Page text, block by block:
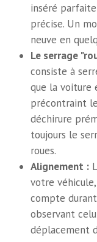
inséré
précise. Un
neuve en
Le serrage
consiste à
que la voiture
précontraint
déchirure
toujours le
roues.
Alignement :
votre
compte
observant
déplacement